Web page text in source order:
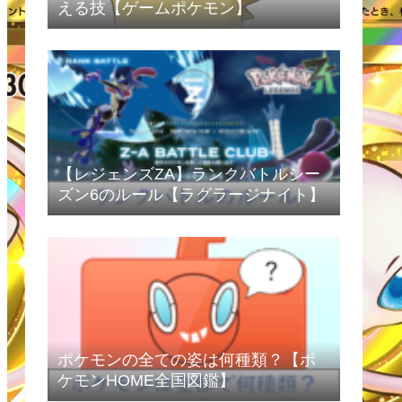
える技【ゲームポケモン】
【レジェンズZA】ランクバトルシー
ズン6のルール【ラグラージナイト】
ポケモンの全ての姿は何種類？【ポ
ケモンHOME全国図鑑】